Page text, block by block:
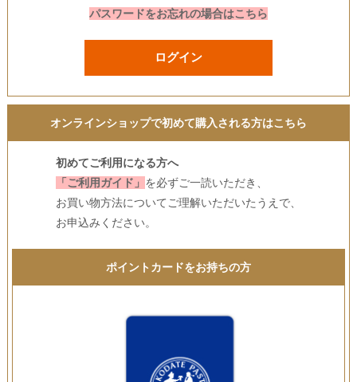
パスワードをお忘れの場合はこちら
ログイン
オンラインショップで初めて購入される方はこちら
初めてご利用になる方へ
「ご利用ガイド」 を必ずご一読いただき、
お買い物方法についてご理解いただいたうえで、
お申込みください。
ポイントカードをお持ちの方